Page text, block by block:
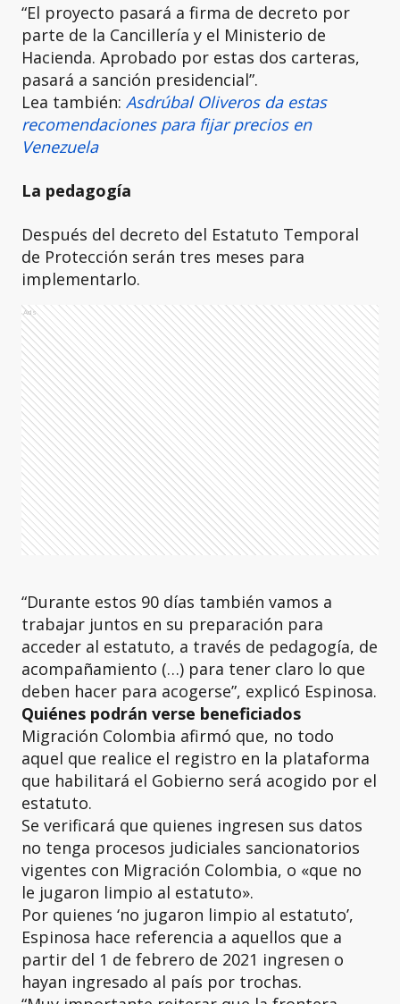
“El proyecto pasará a firma de decreto por
parte de la Cancillería y el Ministerio de
Hacienda. Aprobado por estas dos carteras,
pasará a sanción presidencial”.
Lea también: Asdrúbal Oliveros da estas
recomendaciones para fijar precios en
Venezuela
La pedagogía
Después del decreto del Estatuto Temporal
de Protección serán tres meses para
implementarlo.
Ads
“Durante estos 90 días también vamos a
trabajar juntos en su preparación para
acceder al estatuto, a través de pedagogía, de
acompañamiento (…) para tener claro lo que
deben hacer para acogerse”, explicó Espinosa.
Quiénes podrán verse beneficiados
Migración Colombia afirmó que, no todo
aquel que realice el registro en la plataforma
que habilitará el Gobierno será acogido por el
estatuto.
Se verificará que quienes ingresen sus datos
no tenga procesos judiciales sancionatorios
vigentes con Migración Colombia, o «que no
le jugaron limpio al estatuto».
Por quienes ‘no jugaron limpio al estatuto’,
Espinosa hace referencia a aquellos que a
partir del 1 de febrero de 2021 ingresen o
hayan ingresado al país por trochas.